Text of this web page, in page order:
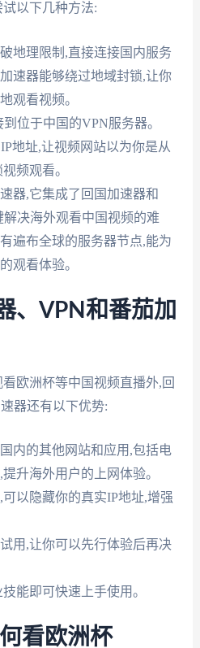
以下几种方法:
地理限制,直接连接国内服务
速器能够绕过地域封锁,让你
观看视频。
位于中国的VPN服务器。
地址,让视频网站以为你是从
频观看。
器,它集成了回国加速器和
决海外观看中国视频的难
遍布全球的服务器节点,能为
观看体验。
、VPN和番茄加
欧洲杯等中国视频直播外,回
器还有以下优势:
内的其他网站和应用,包括电
升海外用户的上网体验。
以隐藏你的真实IP地址,增强
用,让你可以先行体验后再决
能即可快速上手使用。
看欧洲杯